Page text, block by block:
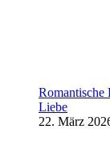
Romantische
Liebe
22. März